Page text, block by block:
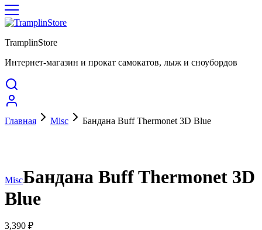
TramplinStore
Интернет-магазин и прокат самокатов, лыж и сноубордов
Главная Misc Бандана Buff Thermonet 3D Blue
MiscБандана Buff Thermonet 3D
Blue
3,390 ₽